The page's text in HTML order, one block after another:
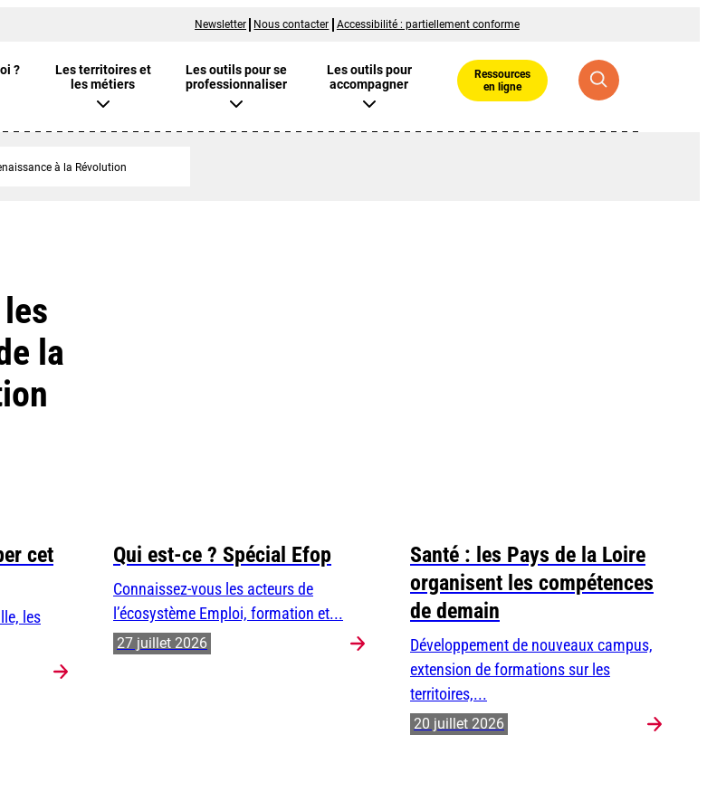
Newsletter Nous contacter Accessibilité : partiellement conforme
?
Les territoires et
les métiers
Les outils pour se
professionnaliser
Les outils pour
accompagner
Ressources
en ligne
à la Révolution
la
cet
les
Qui est-ce ? Spécial Efop
Connaissez-vous les acteurs de
l’écosystème Emploi, formation et...
27 juillet 2026
Santé : les Pays de la Loire
organisent les compétences
de demain
Développement de nouveaux campus,
extension de formations sur les
territoires,...
20 juillet 2026